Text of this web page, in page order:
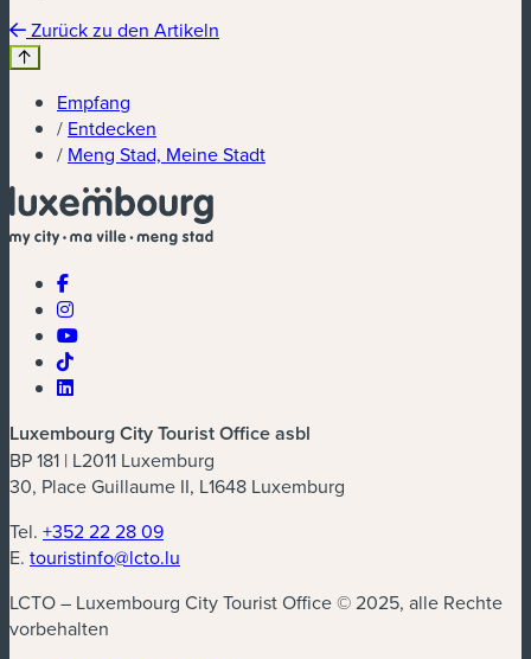
Zurück zu den Artikeln
Empfang
/ Entdecken
/ Meng Stad, Meine Stadt
Luxembourg City Tourist Office asbl
BP 181 | L2011 Luxemburg
30, Place Guillaume II, L1648 Luxemburg
Tel. +352 22 28 09
E. touristinfo@lcto.lu
LCTO – Luxembourg City Tourist Office © 2025, alle Rechte
vorbehalten